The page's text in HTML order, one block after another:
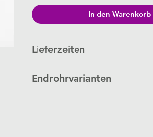
In den Warenkorb
Lieferzeiten
Bestellung.
Endrohrvarianten